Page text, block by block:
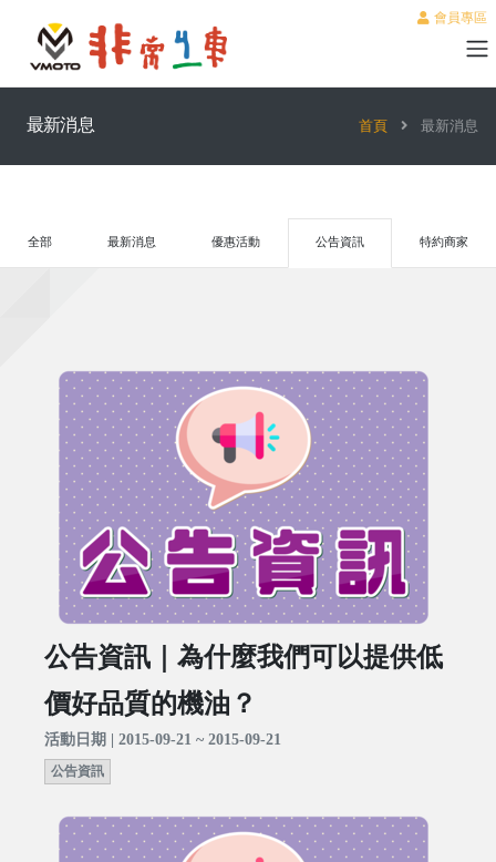
會員專區
最新消息 首頁 最新消息
全部 最新消息 優惠活動 公告資訊 特約商家
公告資訊｜為什麼我們可以提供低
價好品質的機油？
活動日期 | 2015-09-21 ~ 2015-09-21
公告資訊